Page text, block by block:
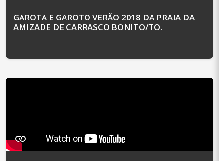
GAROTA E GAROTO VERÃO 2018 DA PRAIA DA
AMIZADE DE CARRASCO BONITO/TO.